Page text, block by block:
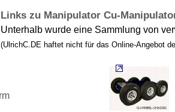
Links zu Manipulator Cu-
Unterhalb wurde eine Sammlung von
(UlrichC.DE haftet nicht für das Online-Angebot